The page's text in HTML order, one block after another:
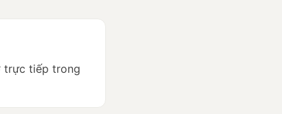
trực tiếp trong